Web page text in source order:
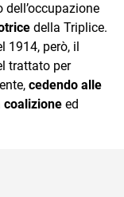
della Triplice.
1914, però, il
trattato per
cedendo alle
coalizione ed